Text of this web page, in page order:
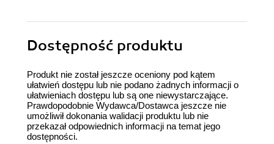
Dostępność produktu
Produkt nie został jeszcze oceniony pod kątem
ułatwień dostępu lub nie podano żadnych informacji o
ułatwieniach dostępu lub są one niewystarczające.
Prawdopodobnie Wydawca/Dostawca jeszcze nie
umożliwił dokonania walidacji produktu lub nie
przekazał odpowiednich informacji na temat jego
dostępności.